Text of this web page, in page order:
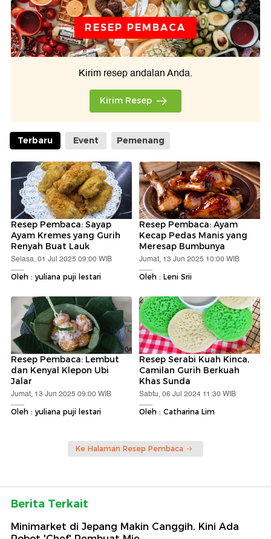
RESEP PEMBACA
Kirim resep andalan Anda.
Kirim Resep
Terbaru Event Pemenang
Resep Pembaca: Sayap
Ayam Kremes yang Gurih
Renyah Buat Lauk
Selasa, 01 Jul 2025 09:00 WIB
Oleh : yuliana puji lestari
Resep Pembaca: Ayam
Kecap Pedas Manis yang
Meresap Bumbunya
Jumat, 13 Jun 2025 10:00 WIB
Oleh : Leni Srii
Resep Pembaca: Lembut
dan Kenyal Klepon Ubi
Jalar
Jumat, 13 Jun 2025 09:00 WIB
Oleh : yuliana puji lestari
Resep Serabi Kuah Kinca,
Camilan Gurih Berkuah
Khas Sunda
Sabtu, 06 Jul 2024 11:30 WIB
Oleh : Catharina Lim
Ke Halaman Resep Pembaca
Berita Terkait
Minimarket di Jepang Makin Canggih, Kini Ada